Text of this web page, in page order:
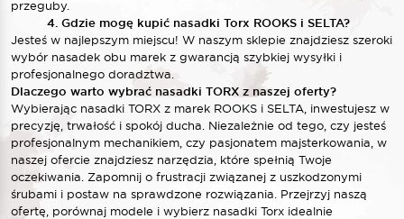
przeguby.
4. Gdzie mogę kupić nasadki Torx ROOKS i SELTA?
Jesteś w najlepszym miejscu! W naszym sklepie znajdziesz szeroki
wybór nasadek obu marek z gwarancją szybkiej wysyłki i
profesjonalnego doradztwa.
Dlaczego warto wybrać nasadki TORX z naszej oferty?
Wybierając nasadki TORX z marek ROOKS i SELTA, inwestujesz w
precyzję, trwałość i spokój ducha. Niezależnie od tego, czy jesteś
profesjonalnym mechanikiem, czy pasjonatem majsterkowania, w
naszej ofercie znajdziesz narzędzia, które spełnią Twoje
oczekiwania. Zapomnij o frustracji związanej z uszkodzonymi
śrubami i postaw na sprawdzone rozwiązania. Przejrzyj naszą
ofertę, porównaj modele i wybierz nasadki Torx idealnie